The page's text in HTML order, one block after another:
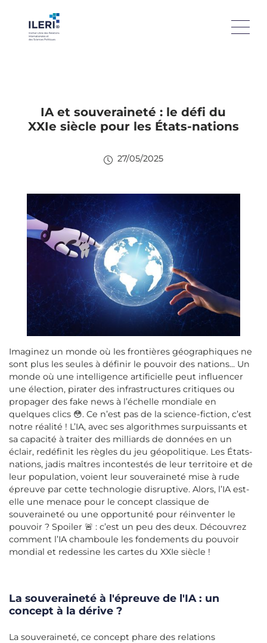
IA et souveraineté : le défi du
XXIe siècle pour les États-nations
27/05/2025
Imaginez un monde où les frontières géographiques ne
sont plus les seules à définir le pouvoir des nations... Un
monde où une intelligence artificielle peut influencer
une élection, pirater des infrastructures critiques ou
propager des fake news à l’échelle mondiale en
quelques clics 😳. Ce n’est pas de la science-fiction, c’est
notre réalité ! L’IA, avec ses algorithmes surpuissants et
sa capacité à traiter des milliards de données en un
éclair, redéfinit les règles du jeu géopolitique. Les États-
nations, jadis maîtres incontestés de leur territoire et de
leur population, voient leur souveraineté mise à rude
épreuve par cette technologie disruptive. Alors, l’IA est-
elle une menace pour le concept classique de
souveraineté ou une opportunité pour réinventer le
pouvoir ? Spoiler 🚨 : c’est un peu des deux. Découvrez
comment l’IA chamboule les fondements du pouvoir
mondial et redessine les cartes du XXIe siècle !
La souveraineté à l'épreuve de l'IA : un
concept à la dérive ?
La souveraineté, ce concept phare des relations